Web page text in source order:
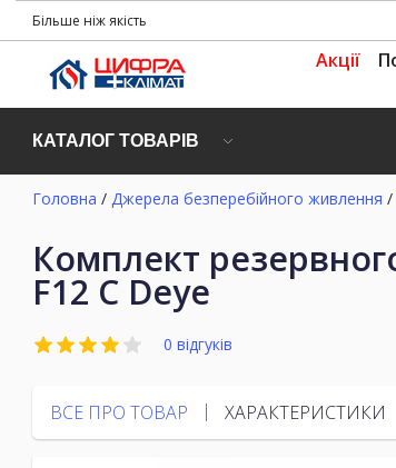
Більше ніж якість
Акції
КАТАЛОГ ТОВАРІВ
Головна / Джерела безперебійного живлення /
Комплект
F12 C Deye
ВСЕ ПРО ТОВАР ХАРАКТЕРИСТИКИ
0 відгуків